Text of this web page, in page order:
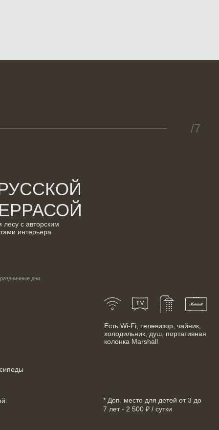
/7
Есть Wi-Fi, телевизор, чайник,
холодильник, душ, портативная
колонка Marshall
дни
* Доп. место для детей от 3 до
7 лет - 2 500 ₽ / сутки
с авторским
интерьера